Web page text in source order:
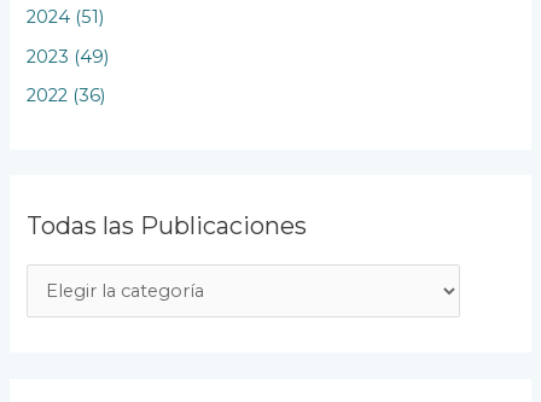
2024 (51)
2023 (49)
2022 (36)
Todas las Publicaciones
o